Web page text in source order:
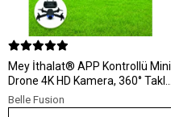
Mey İthalat® APP Kontrollü Mini
Drone 4K HD Kamera, 360° Takla
ve Katlanabilir Tasarım
Belle Fusion